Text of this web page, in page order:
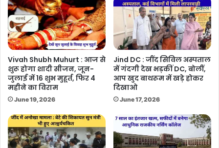
Vivah Shubh Muhurt : आज से
शुरू होगा शादी सीजन, जून-
जुलाई में 16 शुभ मुहूर्त, फिर 4
महीने का विराम
June 19, 2026
Jind DC : जींद सिविल अस्पताल
में गंदगी देख भड़कीं DC, बोलीं,
आप खुद बाथरूम में खड़े होकर
दिखाओ
June 17, 2026